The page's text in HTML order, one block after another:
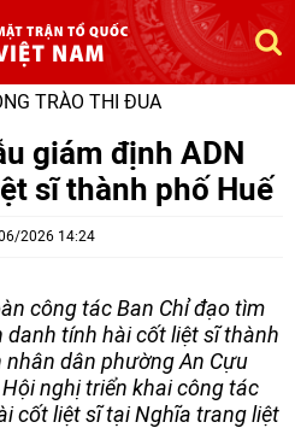
TRÀO THI ĐUA
giám định ADN
sĩ thành phố Huế
2026 14:24
công tác Ban Chỉ đạo tìm
danh tính hài cốt liệt sĩ thành
nhân dân phường An Cựu
nghị triển khai công tác
cốt liệt sĩ tại Nghĩa trang liệt